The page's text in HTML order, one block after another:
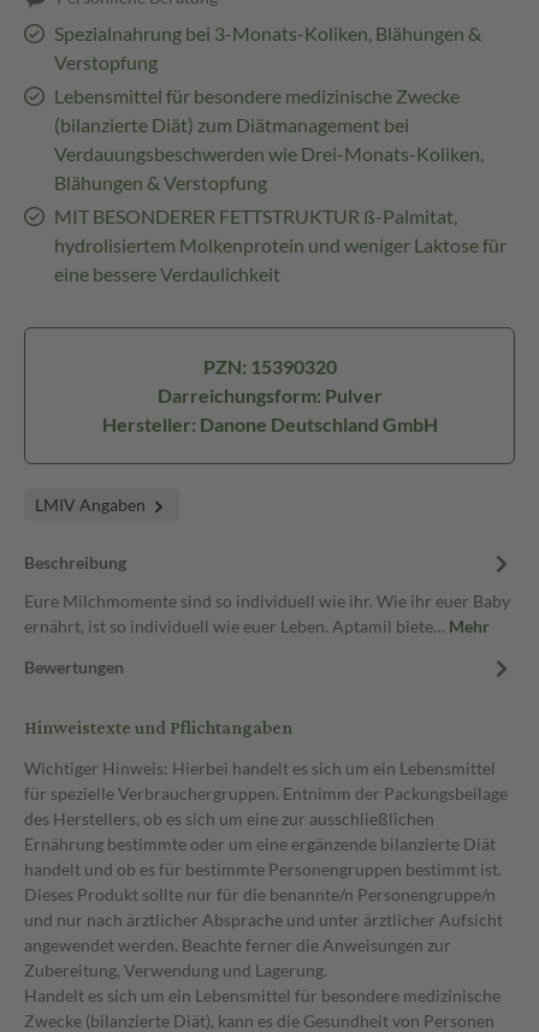
Spezialnahrung bei 3-Monats-Koliken, Blähungen &
Verstopfung
Lebensmittel für besondere medizinische Zwecke
(bilanzierte Diät) zum Diätmanagement bei
Verdauungsbeschwerden wie Drei-Monats-Koliken,
Blähungen & Verstopfung
MIT BESONDERER FETTSTRUKTUR ß-Palmitat,
hydrolisiertem Molkenprotein und weniger Laktose für
eine bessere Verdaulichkeit
PZN: 15390320
Darreichungsform: Pulver
Hersteller: Danone Deutschland GmbH
LMIV Angaben
Beschreibung
Eure Milchmomente sind so individuell wie ihr. Wie ihr euer Baby
ernährt, ist so individuell wie euer Leben. Aptamil biete… Mehr
Bewertungen
Hinweistexte und Pflichtangaben
Wichtiger Hinweis: Hierbei handelt es sich um ein Lebensmittel
für spezielle Verbrauchergruppen. Entnimm der Packungsbeilage
des Herstellers, ob es sich um eine zur ausschließlichen
Ernährung bestimmte oder um eine ergänzende bilanzierte Diät
handelt und ob es für bestimmte Personengruppen bestimmt ist.
Dieses Produkt sollte nur für die benannte/n Personengruppe/n
und nur nach ärztlicher Absprache und unter ärztlicher Aufsicht
angewendet werden. Beachte ferner die Anweisungen zur
Zubereitung, Verwendung und Lagerung.
Handelt es sich um ein Lebensmittel für besondere medizinische
Zwecke (bilanzierte Diät), kann es die Gesundheit von Personen